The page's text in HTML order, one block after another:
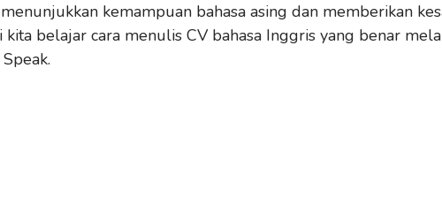
kemampuan bahasa asing dan memberikan
belajar cara menulis CV bahasa Inggris yang benar